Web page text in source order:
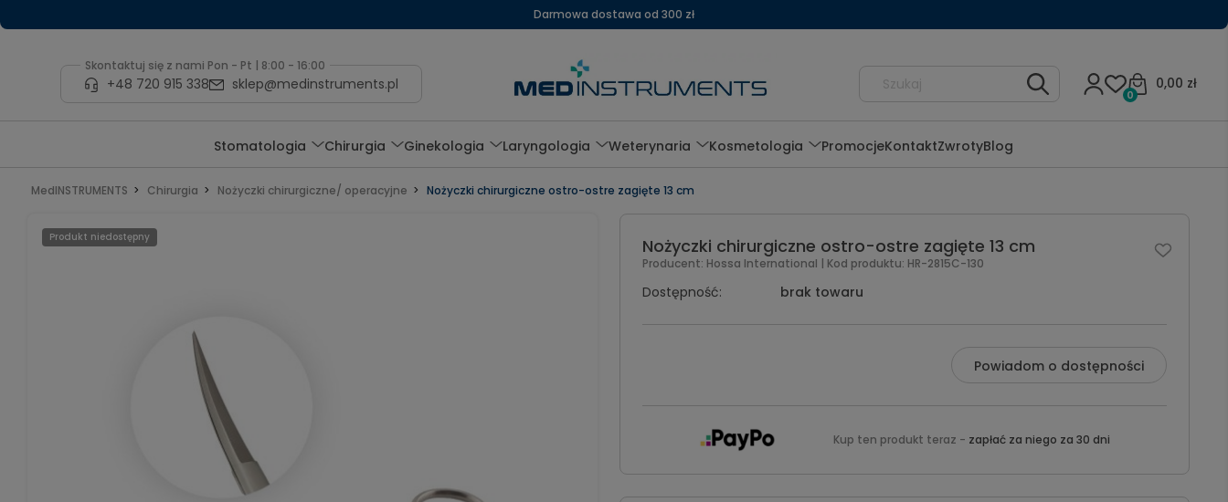
Darmowa dostawa od 300 zł
Skontaktuj się z nami Pon - Pt | 8:00 - 16:00
+48 720 915 338 sklep@medinstruments.pl 0,00 zł
0
Stomatologia Chirurgia Ginekologia Laryngologia Weterynaria Kosmetologia PromocjeKontaktZwrotyBlog
MedINSTRUMENTS Chirurgia Nożyczki chirurgiczne/ operacyjne Nożyczki chirurgiczne ostro-ostre zagięte 13 cm
Produkt niedostępny Nożyczki chirurgiczne ostro-ostre zagięte 13 cm
Producent: Hossa International | Kod produktu: HR-2815C-130
Dostępność: brak towaru
Powiadom o dostępności
Kup ten produkt teraz - zapłać za niego za 30 dni